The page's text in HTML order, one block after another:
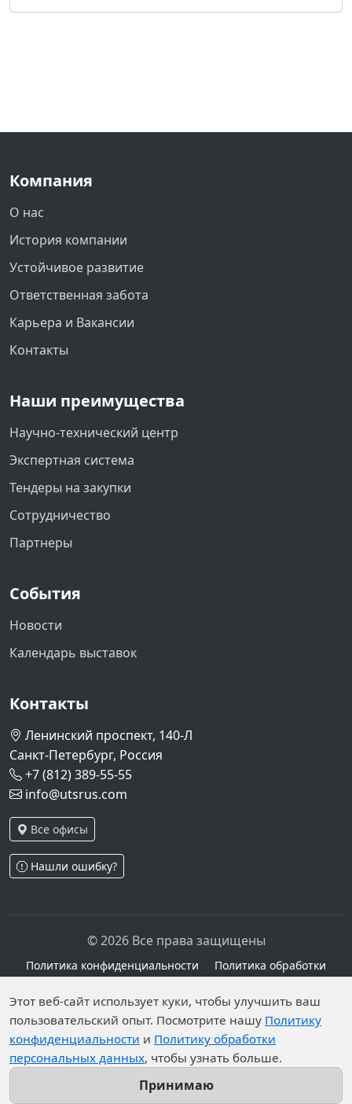
Компания
О нас
История компании
Устойчивое развитие
Ответственная забота
Карьера и Вакансии
Контакты
Наши преимущества
Научно-технический центр
Экспертная система
Тендеры на закупки
Сотрудничество
Партнеры
События
Новости
Календарь выставок
Контакты
Ленинский проспект, 140-Л
Санкт-Петербург, Россия
+7 (812) 389-55-55
info@utsrus.com
Все офисы
Нашли ошибку?
© 2026 Все права защищены
Политика конфиденциальности
Политика обработки
Персональные данные опубликованы на сайте при
наличии правовых оснований в соответствии с ч.1
ст.6 и ст.10.1 152-ФЗ. Субъектами установлены
запреты на обработку неограниченных кругом лиц
опубликованных персональных данных.
Этот веб-сайт использует куки, чтобы улучшить ваш
пользовательский опыт. Посмотрите нашу Политику
конфиденциальности и Политику обработки
персональных данных, чтобы узнать больше.
Принимаю